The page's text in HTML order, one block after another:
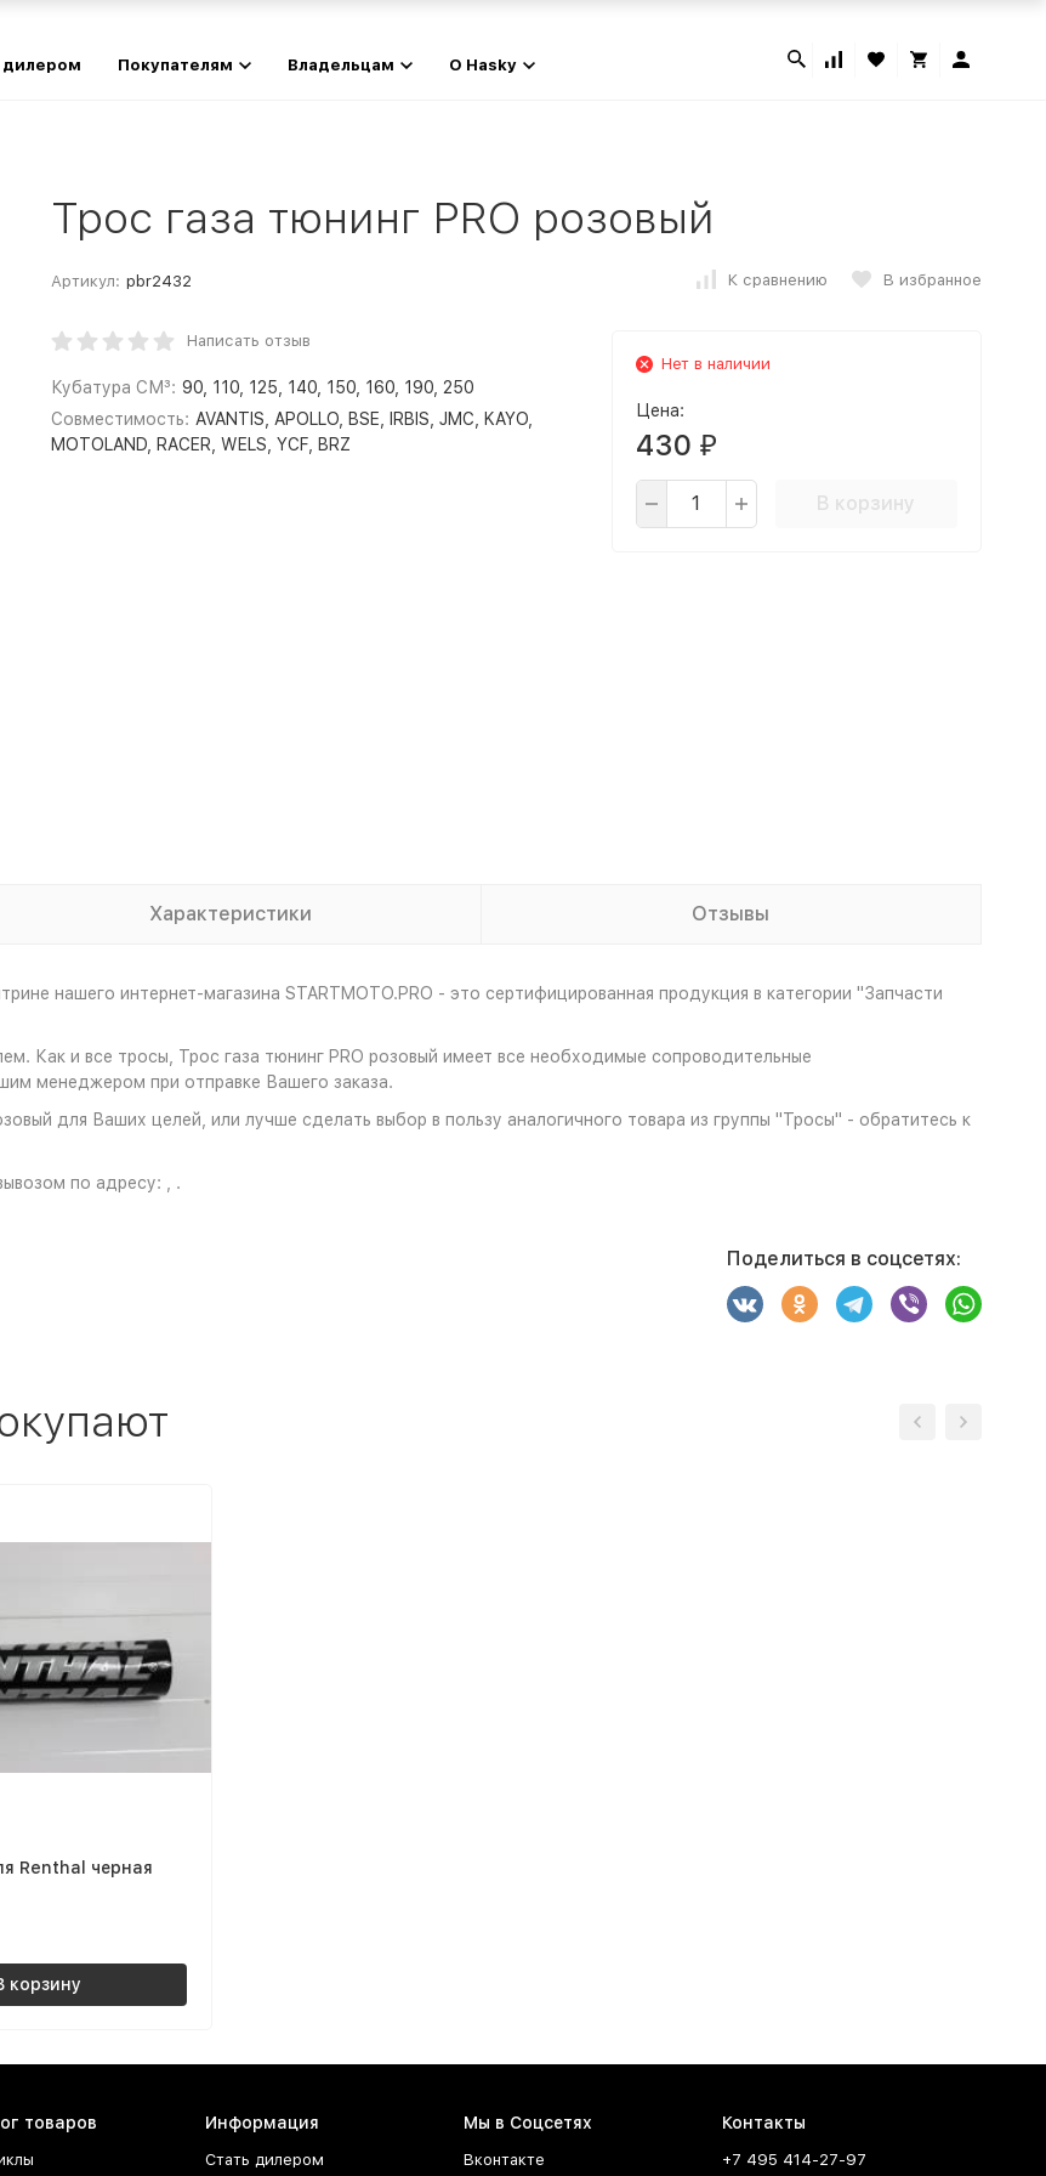
дилером Покупателям Владельцам О Hasky
Трос газа тюнинг PRO розовый
Артикул: pbr2432 К сравнению В избранное
Написать отзыв
Кубатура СМ³: 90, 110, 125, 140, 150, 160, 190, 250
Совместимость: AVANTIS, APOLLO, BSE, IRBIS, JMC, KAYO,
MOTOLAND, RACER, WELS, YCF, BRZ
Нет в наличии
Цена:
430 ₽
В корзину
Характеристики Отзывы
нашего интернет-магазина STARTMOTO.PRO - это сертифицированная продукция в категории "Запчасти
Как и все тросы, Трос газа тюнинг PRO розовый имеет все необходимые сопроводительные
менеджером при отправке Вашего заказа.
для Ваших целей, или лучше сделать выбор в пользу аналогичного товара из группы "Тросы" - обратитесь к
по адресу: , .
Поделиться в соцсетях:
Renthal черная
корзину
товаров Информация
Стать дилером
Мы в Соцсетях
Вконтакте
Контакты
+7 495 414-27-97